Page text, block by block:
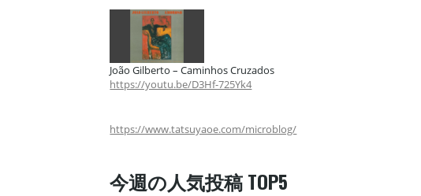
João Gilberto – Caminhos Cruzados
https://youtu.be/D3Hf-725Yk4
https://www.tatsuyaoe.com/microblog/
今週の人気投稿 TOP5